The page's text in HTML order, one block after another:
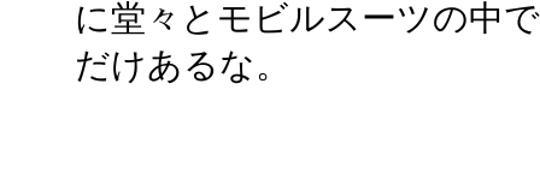
に堂々とモビルスーツの中
だけあるな。